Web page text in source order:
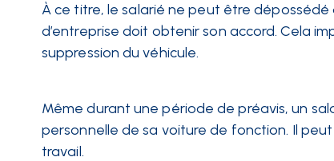
À ce titre, le salarié ne peut être
d’entreprise doit obtenir son accord. Cela
suppression du véhicule.
Même durant une période de préavis, un
personnelle de sa voiture de fonction. Il
travail.